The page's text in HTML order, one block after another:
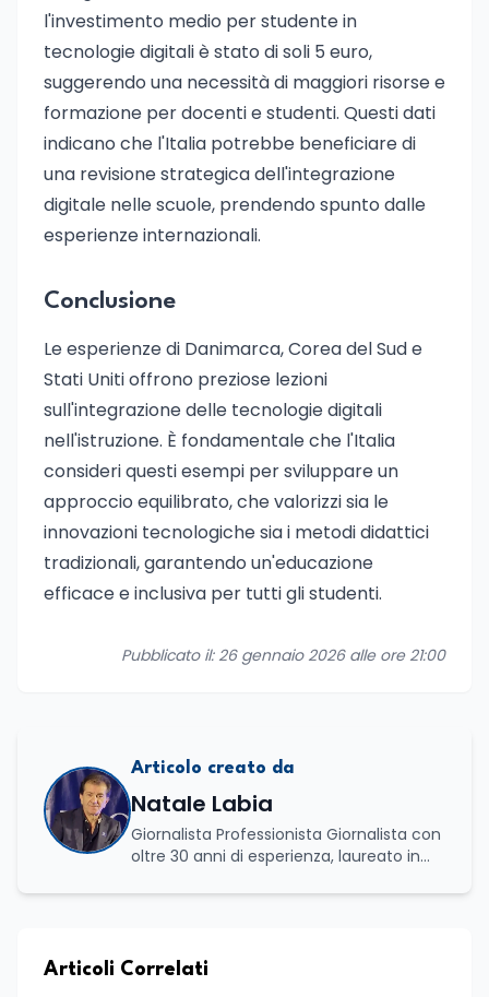
l'investimento medio per studente in
tecnologie digitali è stato di soli 5 euro,
suggerendo una necessità di maggiori risorse e
formazione per docenti e studenti. Questi dati
indicano che l'Italia potrebbe beneficiare di
una revisione strategica dell'integrazione
digitale nelle scuole, prendendo spunto dalle
esperienze internazionali.
Conclusione
Le esperienze di Danimarca, Corea del Sud e
Stati Uniti offrono preziose lezioni
sull'integrazione delle tecnologie digitali
nell'istruzione. È fondamentale che l'Italia
consideri questi esempi per sviluppare un
approccio equilibrato, che valorizzi sia le
innovazioni tecnologiche sia i metodi didattici
tradizionali, garantendo un'educazione
efficace e inclusiva per tutti gli studenti.
Pubblicato il: 26 gennaio 2026 alle ore 21:00
Articolo creato da
Natale Labia
Giornalista Professionista Giornalista con
oltre 30 anni di esperienza, laureato in
all’Università La Sapienza di Roma,
occupo di politica e di economia. Per
Articoli Correlati